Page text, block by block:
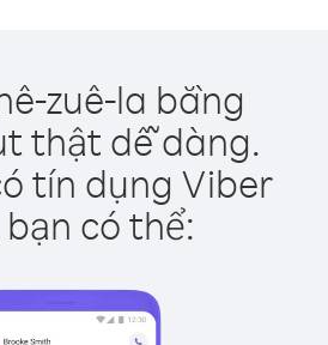
zuê-la bằng
thật dễ dàng.
tín dụng Viber
có thể: